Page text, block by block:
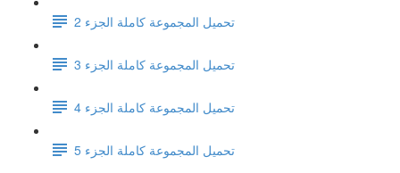
تحميل المجموعة كاملة الجزء 2
تحميل المجموعة كاملة الجزء 3
تحميل المجموعة كاملة الجزء 4
تحميل المجموعة كاملة الجزء 5